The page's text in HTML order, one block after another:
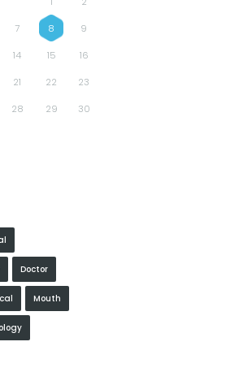
7 8 9
14 15 16
21 22 23
28 29 30
Doctor
Mouth